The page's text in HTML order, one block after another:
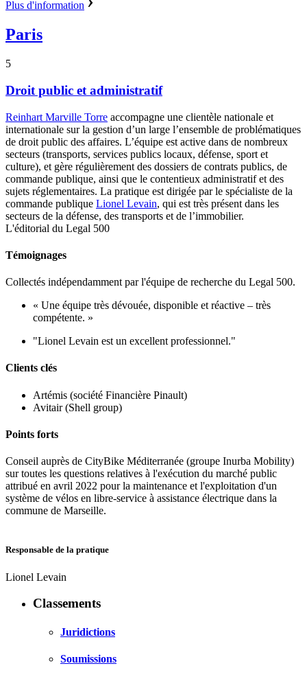
Plus d'information
Paris
5
Droit public et administratif
Reinhart Marville Torre accompagne une clientèle nationale et
internationale sur la gestion d’un large l’ensemble de problématiques
de droit public des affaires. L’équipe est active dans de nombreux
secteurs (transports, services publics locaux, défense, sport et
culture), et gère régulièrement des dossiers de contrats publics, de
commande publique, ainsi que le contentieux administratif et des
sujets réglementaires. La pratique est dirigée par le spécialiste de la
commande publique Lionel Levain, qui est très présent dans les
secteurs de la défense, des transports et de l’immobilier.
L'éditorial du Legal 500
Témoignages
Collectés indépendamment par l'équipe de recherche du Legal 500.
« Une équipe très dévouée, disponible et réactive – très
compétente. »
"Lionel Levain est un excellent professionnel."
Clients clés
Artémis (société Financière Pinault)
Avitair (Shell group)
Points forts
Conseil auprès de CityBike Méditerranée (groupe Inurba Mobility)
sur toutes les questions relatives à l'exécution du marché public
attribué en avril 2022 pour la maintenance et l'exploitation d'un
système de vélos en libre-service à assistance électrique dans la
commune de Marseille.
Responsable de la pratique
Lionel Levain
Classements
Juridictions
Soumissions